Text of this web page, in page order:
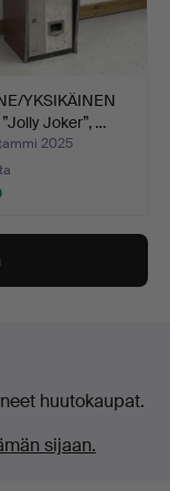
YKSIKÄINEN
Joker”, …
2025
huutokaupat.
sijaan.